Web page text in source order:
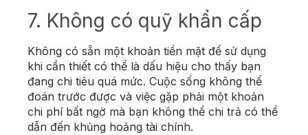
7. Không có quỹ khẩn cấp
Không có sẵn một khoản tiền mặt để sử dụng
khi cần thiết có thể là dấu hiệu cho thấy bạn
đang chi tiêu quá mức. Cuộc sống không thể
đoán trước được và việc gặp phải một khoản
chi phí bất ngờ mà bạn không thể chi trả có thể
dẫn đến khủng hoảng tài chính.